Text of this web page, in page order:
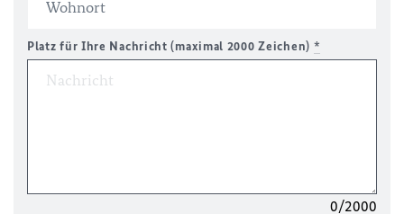
Platz für Ihre Nachricht (maximal 2000 Zeichen) *
0/2000